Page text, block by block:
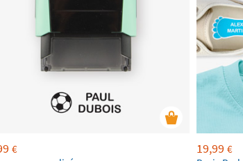
€
19,99 €